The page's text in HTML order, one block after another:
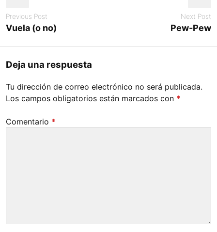
Previous Post
Vuela (o no)
Next Post
Pew-Pew
Deja una respuesta
Tu dirección de correo electrónico no será publicada.
Los campos obligatorios están marcados con *
Comentario *